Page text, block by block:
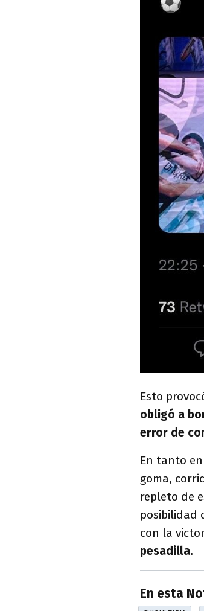
Esto
obligó a
error de
En tanto
goma,
repleto de
posibilidad
con la
pesadilla.
En esta